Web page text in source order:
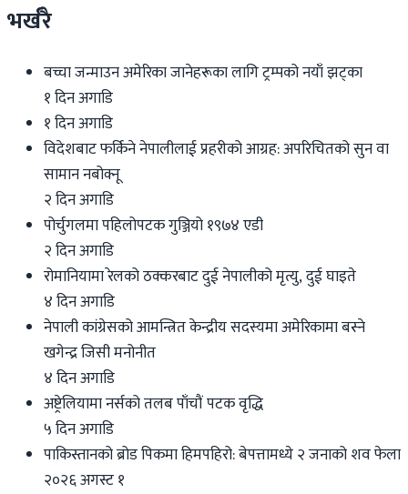
भर्खरै
बच्चा जन्माउन अमेरिका जानेहरूका लागि ट्रम्पको नयाँ झट्का
१ दिन अगाडि
१ दिन अगाडि
विदेशबाट फर्किने नेपालीलाई प्रहरीको आग्रह: अपरिचितको सुन वा
सामान नबोक्नू
२ दिन अगाडि
पोर्चुगलमा पहिलोपटक गुञ्जियो १९७४ एडी
२ दिन अगाडि
रोमानियामा रेलको ठक्करबाट दुई नेपालीको मृत्यु, दुई घाइते
४ दिन अगाडि
नेपाली कांग्रेसको आमन्त्रित केन्द्रीय सदस्यमा अमेरिकामा बस्ने
खगेन्द्र जिसी मनोनीत
४ दिन अगाडि
अष्ट्रेलियामा नर्सको तलब पाँचौं पटक वृद्धि
५ दिन अगाडि
पाकिस्तानको ब्रोड पिकमा हिमपहिरो: बेपत्तामध्ये २ जनाको शव फेला
२०२६ अगस्ट १